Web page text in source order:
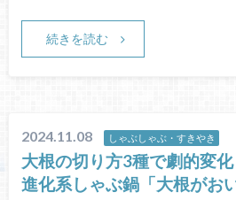
続きを読む
2024.11.08 しゃぶしゃぶ・すきやき
大根の切り方3種で劇的変
進化系しゃぶ鍋「大根がお